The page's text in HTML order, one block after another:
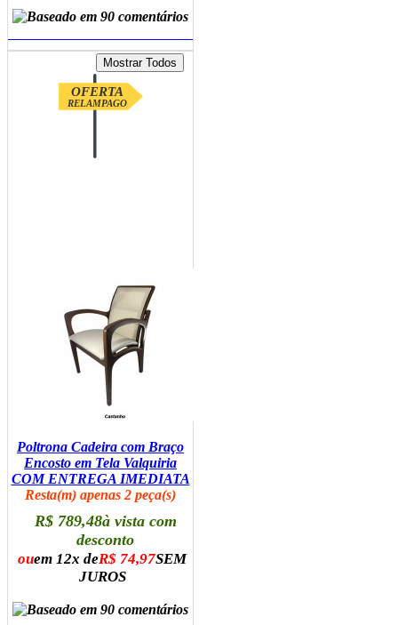
OFERTA
RELAMPAGO
Poltrona Cadeira com Braço
Encosto em Tela Valquiria
COM ENTREGA IMEDIATA
Resta(m) apenas 2 peça(s)
R$ 789,48à vista com
desconto
ouem 12x deR$ 74,97SEM
JUROS